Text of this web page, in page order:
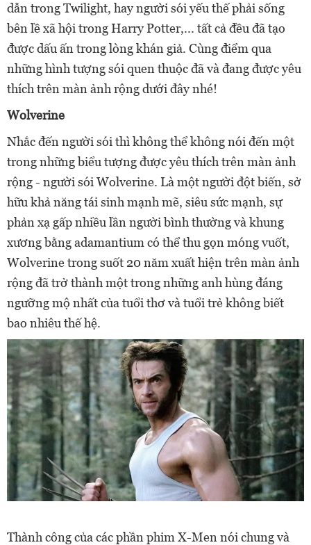
dẫn trong Twilight, hay người sói yếu thế phải sống
bên lề xã hội trong Harry Potter,... tất cả đều đã tạo
được dấu ấn trong lòng khán giả. Cùng điểm qua
những hình tượng sói quen thuộc đã và đang được yêu
thích trên màn ảnh rộng dưới đây nhé!
Wolverine
Nhắc đến người sói thì không thể không nói đến một
trong những biểu tượng được yêu thích trên màn ảnh
rộng - người sói Wolverine. Là một người đột biến, sở
hữu khả năng tái sinh mạnh mẽ, siêu sức mạnh, sự
phản xạ gấp nhiều lần người bình thường và khung
xương bằng adamantium có thể thu gọn móng vuốt,
Wolverine trong suốt 20 năm xuất hiện trên màn ảnh
rộng đã trở thành một trong những anh hùng đáng
ngưỡng mộ nhất của tuổi thơ và tuổi trẻ không biết
bao nhiêu thế hệ.
Thành công của các phần phim X-Men nói chung và